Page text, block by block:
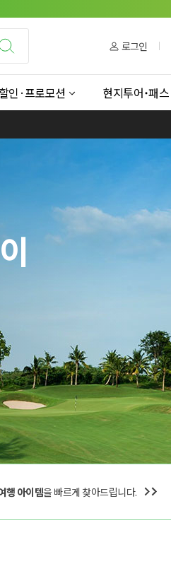
로그인
할인·프로모션 현지투어˙패스
아이템을 빠르게 찾아드립니다.